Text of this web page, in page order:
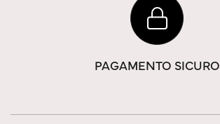
PAGAMENTO SICURO